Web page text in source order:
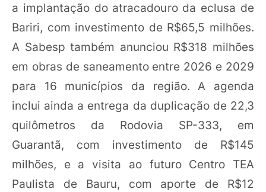
a implantação do atracadouro da eclusa de
Bariri, com investimento de R$65,5 milhões.
A Sabesp também anunciou R$318 milhões
em obras de saneamento entre 2026 e 2029
para 16 municípios da região. A agenda
inclui ainda a entrega da duplicação de 22,3
quilômetros da Rodovia SP-333, em
Guarantã, com investimento de R$145
milhões, e a visita ao futuro Centro TEA
Paulista de Bauru, com aporte de R$12